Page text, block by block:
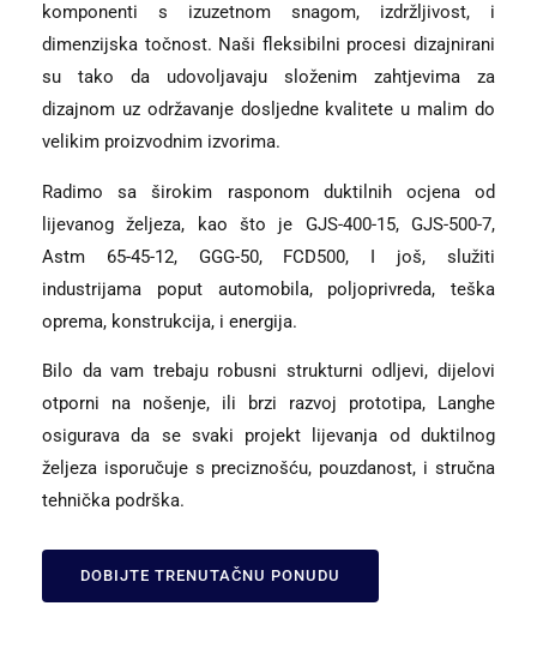
komponenti s izuzetnom snagom, izdržljivost, i
dimenzijska točnost. Naši fleksibilni procesi dizajnirani
su tako da udovoljavaju složenim zahtjevima za
dizajnom uz održavanje dosljedne kvalitete u malim do
velikim proizvodnim izvorima.
Radimo sa širokim rasponom duktilnih ocjena od
lijevanog željeza, kao što je GJS-400-15, GJS-500-7,
Astm 65-45-12, GGG-50, FCD500, I još, služiti
industrijama poput automobila, poljoprivreda, teška
oprema, konstrukcija, i energija.
Bilo da vam trebaju robusni strukturni odljevi, dijelovi
otporni na nošenje, ili brzi razvoj prototipa, Langhe
osigurava da se svaki projekt lijevanja od duktilnog
željeza isporučuje s preciznošću, pouzdanost, i stručna
tehnička podrška.
DOBIJTE TRENUTAČNU PONUDU